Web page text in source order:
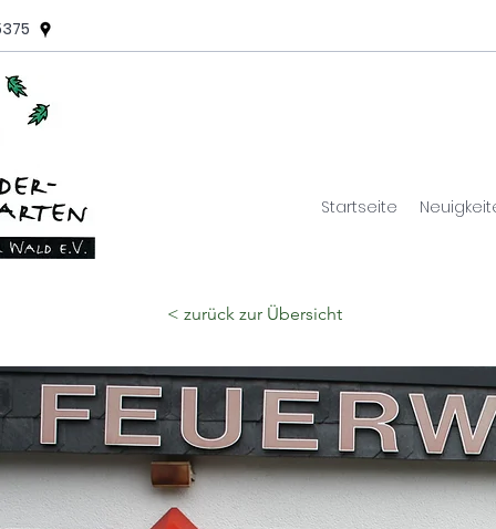
Startseite
< zurück zur Übersicht